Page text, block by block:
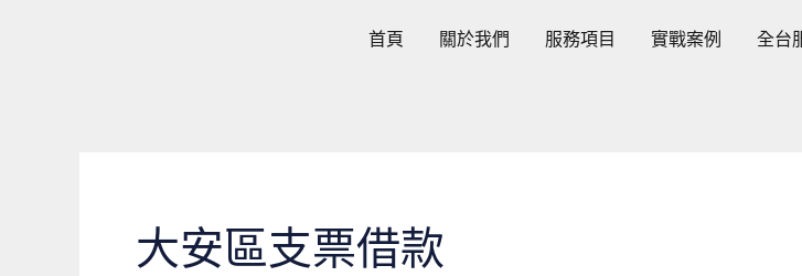
首頁 關於我們 服務項目 實戰案例 全台
大安區支票借款